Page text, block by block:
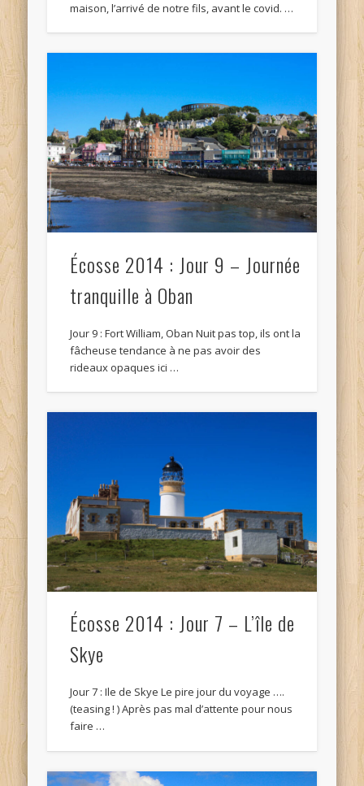
maison, l’arrivé de notre fils, avant le covid. …
Écosse 2014 : Jour 9 – Journée
tranquille à Oban
Jour 9 : Fort William, Oban Nuit pas top, ils ont la
fâcheuse tendance à ne pas avoir des
rideaux opaques ici …
Écosse 2014 : Jour 7 – L’île de
Skye
Jour 7 : Ile de Skye Le pire jour du voyage ….
(teasing ! ) Après pas mal d’attente pour nous
faire …